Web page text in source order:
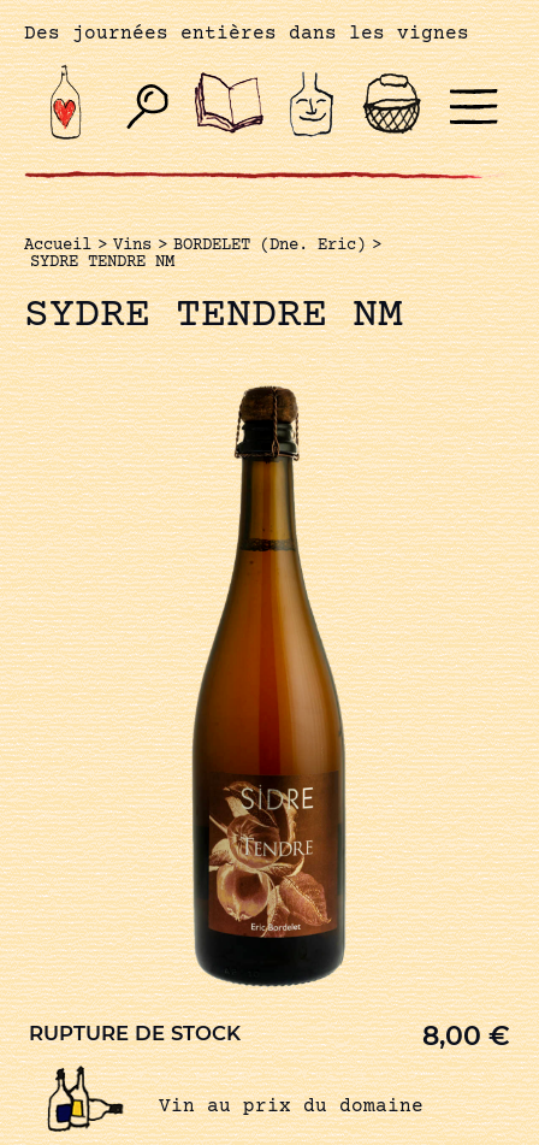
Des journées entières dans les vignes
Accueil > Vins > BORDELET (Dne. Eric) >
SYDRE TENDRE NM
SYDRE TENDRE NM
RUPTURE DE STOCK 8,00€
Vin au prix du domaine